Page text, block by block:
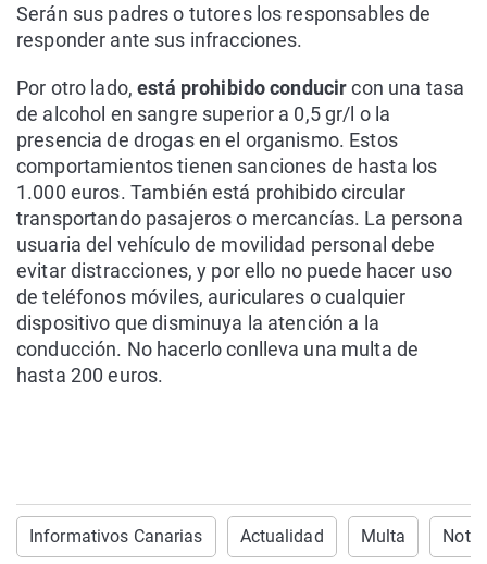
Serán sus padres o tutores los responsables de
responder ante sus infracciones.
Por otro lado,está prohibido conducircon una tasa
de alcohol en sangre superior a 0,5 gr/l o la
presencia de drogas en el organismo. Estos
comportamientos tienen sanciones de hasta los
1.000 euros. También está prohibido circular
transportando pasajeros o mercancías. La persona
usuaria del vehículo de movilidad personal debe
evitar distracciones, y por ello no puede hacer uso
de teléfonos móviles, auriculares o cualquier
dispositivo que disminuya la atención a la
conducción. No hacerlo conlleva una multa de
hasta 200 euros.
Informativos Canarias Actualidad Multa